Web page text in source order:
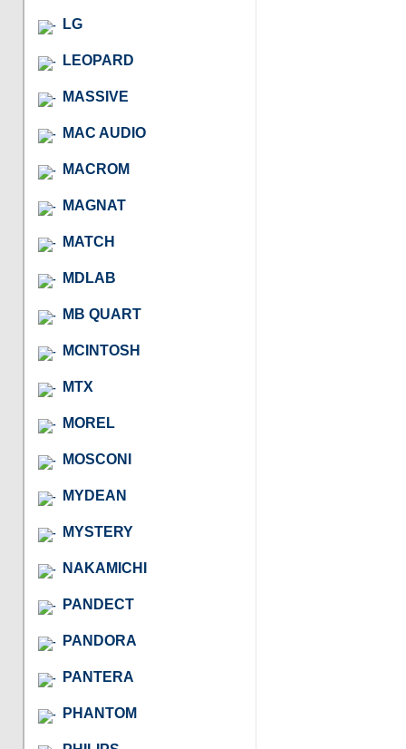
LG
LEOPARD
MASSIVE
MAC AUDIO
MACROM
MAGNAT
MATCH
MDLAB
MB QUART
MCINTOSH
MTX
MOREL
MOSCONI
MYDEAN
MYSTERY
NAKAMICHI
PANDECT
PANDORA
PANTERA
PHANTOM